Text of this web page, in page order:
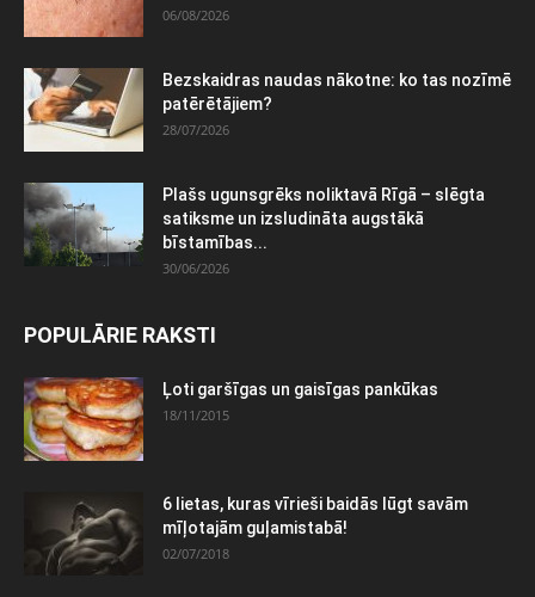
06/08/2026
Bezskaidras naudas nākotne: ko tas nozīmē
patērētājiem?
28/07/2026
Plašs ugunsgrēks noliktavā Rīgā – slēgta
satiksme un izsludināta augstākā
bīstamības...
30/06/2026
POPULĀRIE RAKSTI
Ļoti garšīgas un gaisīgas pankūkas
18/11/2015
6 lietas, kuras vīrieši baidās lūgt savām
mīļotajām guļamistabā!
02/07/2018